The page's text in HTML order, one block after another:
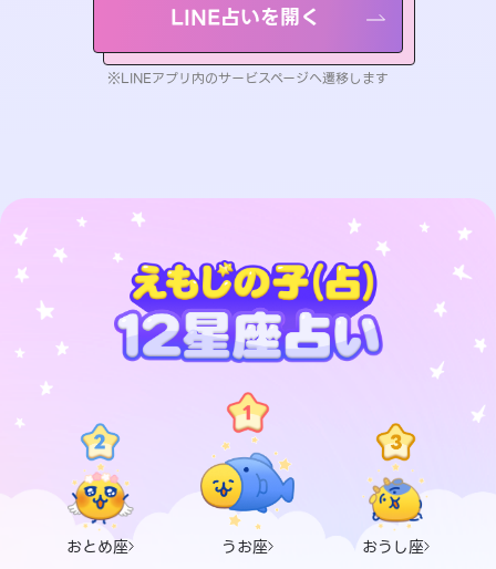
LINE占いを開く
※LINEアプリ内のサービスページへ遷移します
おとめ座 うお座 おうし座